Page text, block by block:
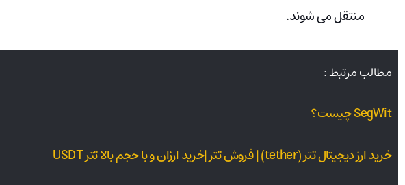
منتقل می شوند.
مطالب مرتبط :
SegWit چیست؟
خرید ارز دیجیتال تتر (tether) | فروش تتر |خرید ارزان و با حجم بالا تتر USDT